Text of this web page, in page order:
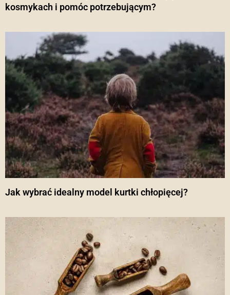
kosmykach i pomóc potrzebującym?
Jak wybrać idealny model kurtki chłopięcej?